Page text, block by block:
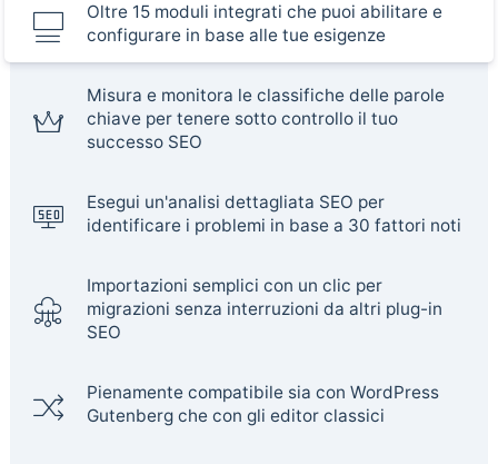
Oltre 15 moduli integrati che puoi abilitare e
configurare in base alle tue esigenze
Misura e monitora le classifiche delle parole
chiave per tenere sotto controllo il tuo
successo SEO
Esegui un'analisi dettagliata SEO per
identificare i problemi in base a 30 fattori noti
Importazioni semplici con un clic per
migrazioni senza interruzioni da altri plug-in
SEO
Pienamente compatibile sia con WordPress
Gutenberg che con gli editor classici